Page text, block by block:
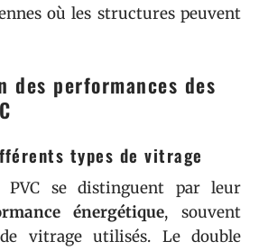
où les structures peuvent
des performances des
types de vitrage
PVC se distinguent par leur
énergétique, souvent
vitrage utilisés. Le double